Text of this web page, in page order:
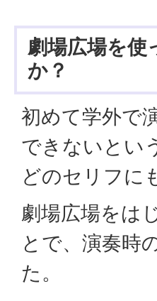
劇場広場を使
か？
初めて学外で
できないとい
どのセリフに
劇場広場をは
とで、演奏時
た。